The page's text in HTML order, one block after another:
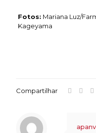
Fotos: Mariana Luz/
Kageyama
Compartilhar